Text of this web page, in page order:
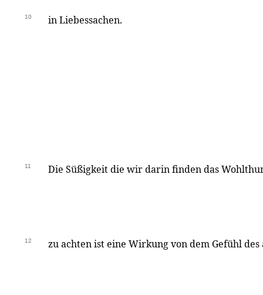
10 in Liebessachen.
11 Die Süßigkeit die wir darin finden das
12 zu achten ist eine Wirkung von dem Gefühl